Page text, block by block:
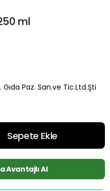
ml
Paz. San.ve Tic.Ltd.Şti
Avantajlı Al